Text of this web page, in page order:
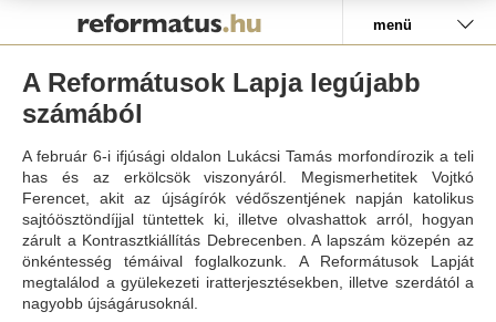
menü
A Reformátusok Lapja legújabb
számából
A február 6-i ifjúsági oldalon Lukácsi Tamás morfondírozik a teli
has és az erkölcsök viszonyáról. Megismerhetitek Vojtkó
Ferencet, akit az újságírók védőszentjének napján katolikus
sajtóösztöndíjjal tüntettek ki, illetve olvashattok arról, hogyan
zárult a Kontrasztkiállítás Debrecenben. A lapszám közepén az
önkéntesség témáival foglalkozunk. A Reformátusok Lapját
megtalálod a gyülekezeti iratterjesztésekben, illetve szerdától a
nagyobb újságárusoknál.